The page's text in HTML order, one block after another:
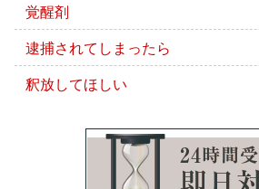
覚醒剤
逮捕されてしまったら
釈放してほしい